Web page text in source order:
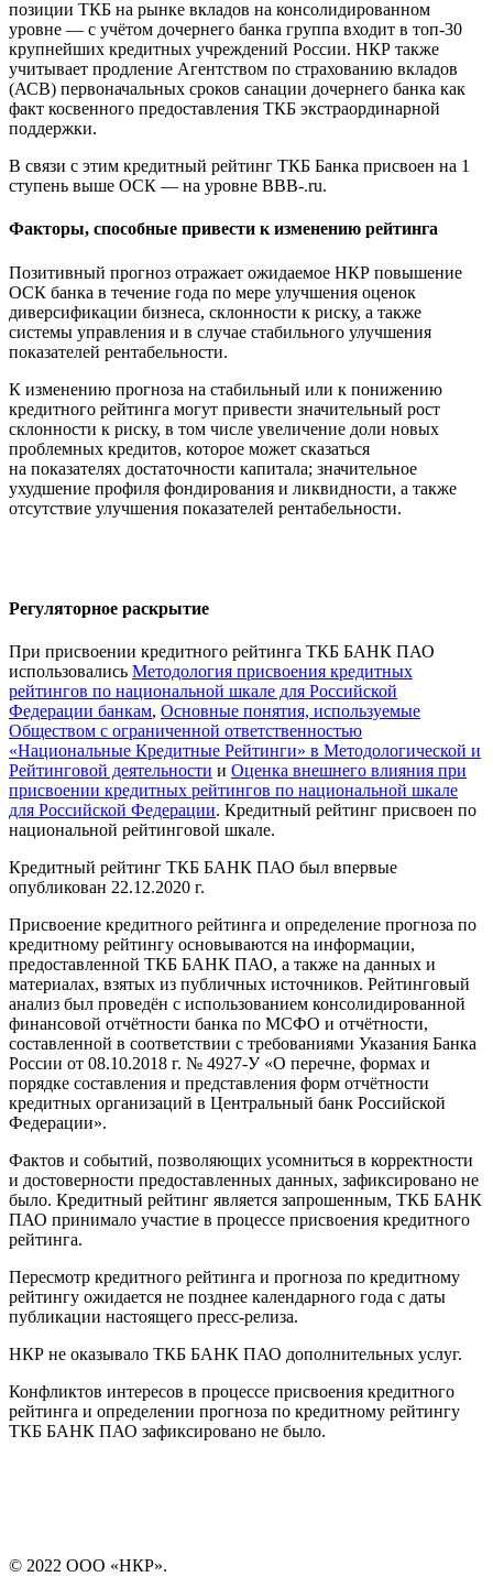
позиции ТКБ на рынке вкладов на консолидированном
уровне — с учётом дочернего банка группа входит в топ-30
крупнейших кредитных учреждений России. НКР также
учитывает продление Агентством по страхованию вкладов
(АСВ) первоначальных сроков санации дочернего банка как
факт косвенного предоставления ТКБ экстраординарной
поддержки.
В связи с этим кредитный рейтинг ТКБ Банка присвоен на 1
ступень выше ОСК — на уровне BBB-.ru.
Факторы, способные привести к изменению рейтинга
Позитивный прогноз отражает ожидаемое НКР повышение
ОСК банка в течение года по мере улучшения оценок
диверсификации бизнеса, склонности к риску, а также
системы управления и в случае стабильного улучшения
показателей рентабельности.
К изменению прогноза на стабильный или к понижению
кредитного рейтинга могут привести значительный рост
склонности к риску, в том числе увеличение доли новых
проблемных кредитов, которое может сказаться
на показателях достаточности капитала; значительное
ухудшение профиля фондирования и ликвидности, а также
отсутствие улучшения показателей рентабельности.
Регуляторное раскрытие
При присвоении кредитного рейтинга ТКБ БАНК ПАО
использовались Методология присвоения кредитных
рейтингов по национальной шкале для Российской
Федерации банкам, Основные понятия, используемые
Обществом с ограниченной ответственностью
«Национальные Кредитные Рейтинги» в Методологической и
Рейтинговой деятельности и Оценка внешнего влияния при
присвоении кредитных рейтингов по национальной шкале
для Российской Федерации. Кредитный рейтинг присвоен по
национальной рейтинговой шкале.
Кредитный рейтинг ТКБ БАНК ПАО был впервые
опубликован 22.12.2020 г.
Присвоение кредитного рейтинга и определение прогноза по
кредитному рейтингу основываются на информации,
предоставленной ТКБ БАНК ПАО, а также на данных и
материалах, взятых из публичных источников. Рейтинговый
анализ был проведён с использованием консолидированной
финансовой отчётности банка по МСФО и отчётности,
составленной в соответствии с требованиями Указания Банка
России от 08.10.2018 г. № 4927-У «О перечне, формах и
порядке составления и представления форм отчётности
кредитных организаций в Центральный банк Российской
Федерации».
Фактов и событий, позволяющих усомниться в корректности
и достоверности предоставленных данных, зафиксировано не
было. Кредитный рейтинг является запрошенным, ТКБ БАНК
ПАО принимало участие в процессе присвоения кредитного
рейтинга.
Пересмотр кредитного рейтинга и прогноза по кредитному
рейтингу ожидается не позднее календарного года с даты
публикации настоящего пресс-релиза.
НКР не оказывало ТКБ БАНК ПАО дополнительных услуг.
Конфликтов интересов в процессе присвоения кредитного
рейтинга и определении прогноза по кредитному рейтингу
ТКБ БАНК ПАО зафиксировано не было.
© 2022 ООО «НКР».